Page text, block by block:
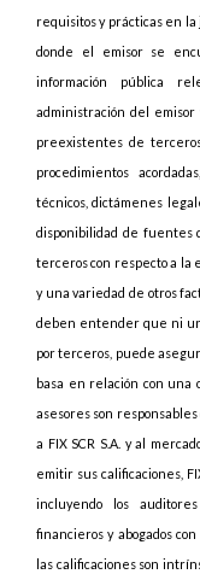
requisitos y prácticas en la
donde el emisor se
información pública
administración del emisor
preexistentes de
procedimientos
técnicos, dictámenes
disponibilidad de fuentes
terceros con respecto a la
y una variedad de otros
deben entender que ni
por terceros, puede
basa en relación con una
asesores son
a FIX SCR S.A. y al
emitir sus calificaciones,
incluyendo los
financieros y abogados
las calificaciones son